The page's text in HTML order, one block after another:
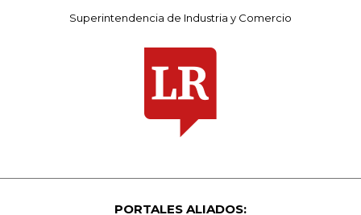
Superintendencia de Industria y Comercio
PORTALES ALIADOS: